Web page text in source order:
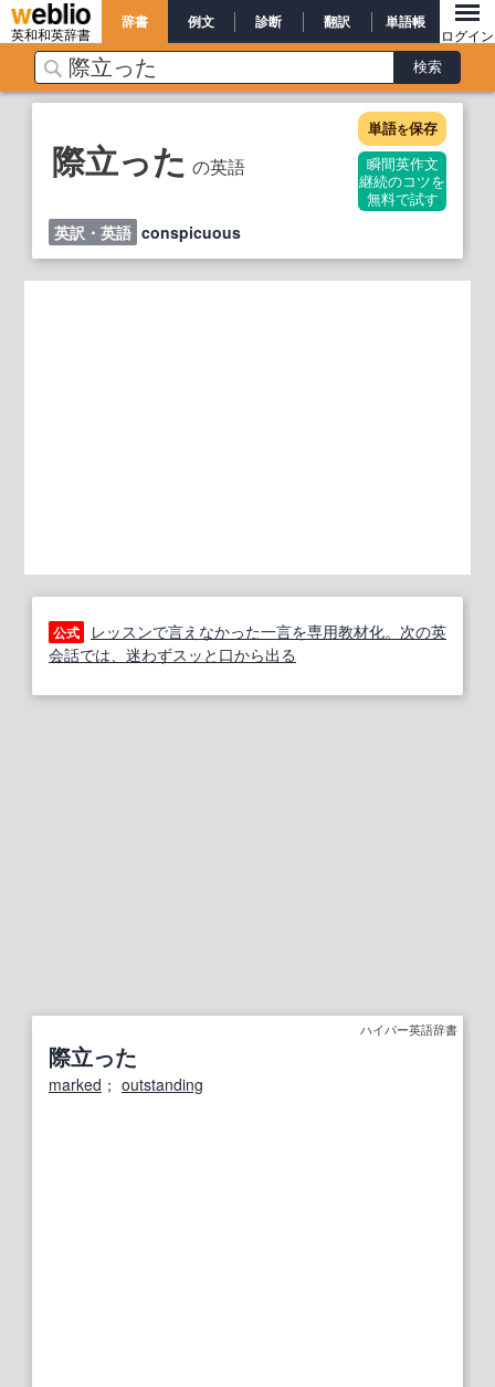
英和和英辞書
辞書 例文 診断 翻訳 単語帳
ログイン
際立った の英語
単語を保存
瞬間英作文
継続のコツを
無料で試す
英訳・英語 conspicuous
公式
レッスンで言えなかった一言を専用教材化。次の英
会話では、迷わずスッと口から出る
ハイパー英語辞書
際立った
marked ； outstanding